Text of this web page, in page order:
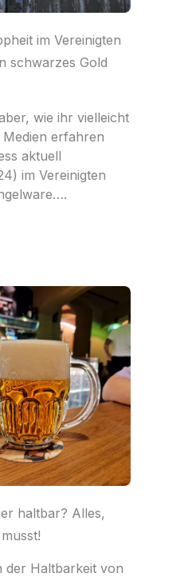
im Vereinigten
schwarzes Gold
wie ihr vielleicht
erfahren
aktuell
im Vereinigten
haltbar? Alles,
der Haltbarkeit von